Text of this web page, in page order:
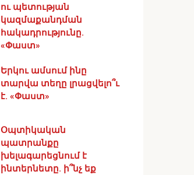
ու պետության
կազմաքանդման
հակադրությունը.
«Փաստ»
Երկու ամսում ինը
տարվա տեղը լրացվելո՞ւ
է. «Փաստ»
Օպտիկական
պատրանքը
խելագարեցնում է
ինտերնետը. ի՞նչ եք